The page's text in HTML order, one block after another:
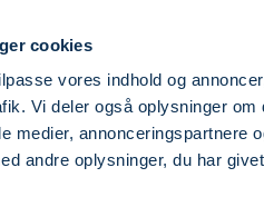
cookies
vores indhold og
Vi deler også oplysninger
medier, annonceringspartnere
andre oplysninger, du har